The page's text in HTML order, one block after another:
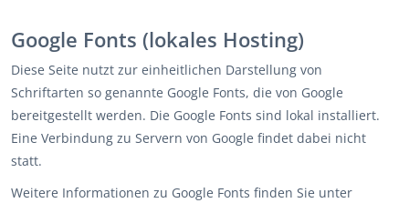
Google Fonts (lokales Hosting)
Diese Seite nutzt zur einheitlichen Darstellung von
Schriftarten so genannte Google Fonts, die von Google
bereitgestellt werden. Die Google Fonts sind lokal installiert.
Eine Verbindung zu Servern von Google findet dabei nicht
statt.
Weitere Informationen zu Google Fonts finden Sie unter